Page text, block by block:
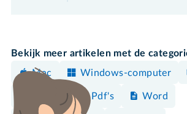
Bekijk meer artikelen met de
Mac
Windows-computer
Pdf's Word